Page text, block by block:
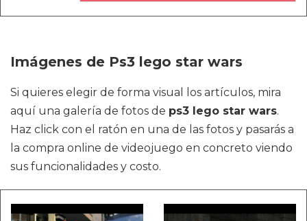
Imágenes de Ps3 lego star wars
Si quieres elegir de forma visual los artículos, mira
aquí una galería de fotos de ps3 lego star wars.
Haz click con el ratón en una de las fotos y pasarás a
la compra online de videojuego en concreto viendo
sus funcionalidades y costo.